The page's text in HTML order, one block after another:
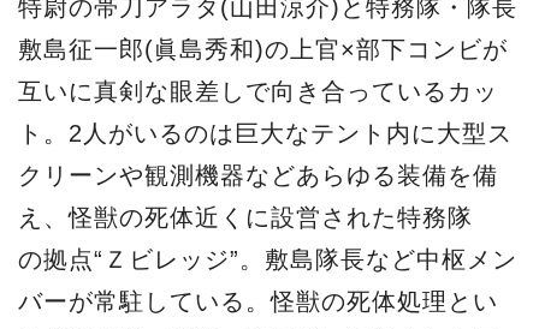
特尉の帯刀アラタ(山田涼介)と特務隊・隊長
敷島征一郎(眞島秀和)の上官×部下コンビが
互いに真剣な眼差しで向き合っているカッ
ト。2人がいるのは巨大なテント内に大型ス
クリーンや観測機器などあらゆる装備を備
え、怪獣の死体近くに設営された特務隊
の拠点“Ｚビレッジ”。敷島隊長など中枢メン
バーが常駐している。怪獣の死体処理とい